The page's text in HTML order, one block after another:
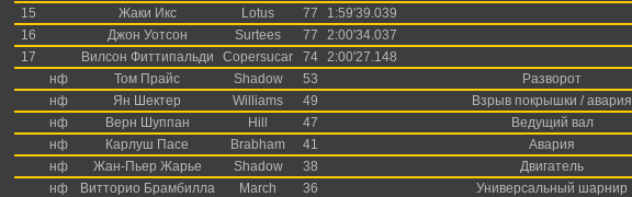
15
Жаки Икс Lotus 77
1:59'39.039
16
Джон Уотсон Surtees 77
2:00'34.037
17
Вилсон Фиттипальди Copersucar 74
2:00'27.148
нф
Том Прайс Shadow 53
Разворот
нф
Ян Шектер Williams 49
Взрыв покрышки / авария
нф
Верн Шуппан Hill 47
Ведущий вал
нф
Карлуш Пасе Brabham 41
Авария
нф
Жан-Пьер Жарье Shadow 38
Двигатель
нф
Витторио Брамбилла March 36
Универсальный шарнир